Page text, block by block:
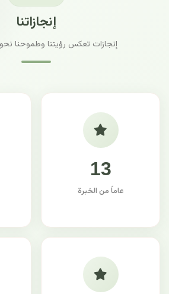
إنجازاتنا
إنجازات تعكس رؤيتنا وطموحنا
13
عاماً من الخبرة